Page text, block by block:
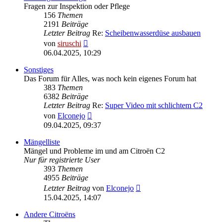
Fragen zur Inspektion oder Pflege
156 Themen
2191 Beiträge
Letzter Beitrag Re: Scheibenwasserdüse ausbauen
von siruschi
Beitrag
06.04.2025, 10:29
Sonstiges
Das Forum für Alles, was noch kein eigenes Forum hat
383 Themen
6382 Beiträge
Letzter Beitrag Re: Super Video mit schlichtem C2
von Elconejo
Beitrag
09.04.2025, 09:37
Mängelliste
Mängel und Probleme im und am Citroën C2
Nur für registrierte User
393 Themen
4955 Beiträge
Letzter Beitrag von Elconejo
15.04.2025, 14:07
Andere Citroëns